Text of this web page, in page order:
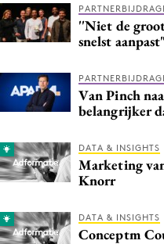
PR
Programmatic
Reputatie & crisis
''Niet de
snelst aanpast"
Van Pinch
belangrijker
DATA & INSIGHTS
Marketing
Knorr
DATA & INSIGHTS
Conceptm